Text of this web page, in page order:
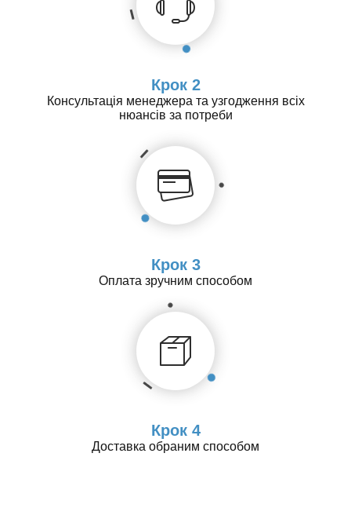
Крок 2
Консультація менеджера та узгодження всіх
нюансів за потреби
Крок 3
Оплата зручним способом
Крок 4
Доставка обраним способом